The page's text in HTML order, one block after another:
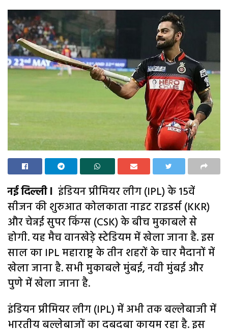
नई दिल्ली l इंडियन प्रीमियर लीग (IPL) के 15वें
सीजन की शुरुआत कोलकाता नाइट राइडर्स (KKR)
और चेन्नई सुपर किंग्स (CSK) के बीच मुकाबले से
होगी. यह मैच वानखेड़े स्टेडियम में खेला जाना है. इस
साल का IPL महाराष्ट्र के तीन शहरों के चार मैदानों में
खेला जाना है. सभी मुकाबले मुंबई, नवी मुंबई और
पुणे में खेला जाना है.
इंडियन प्रीमियर लीग (IPL) में अभी तक बल्लेबाजी में
भारतीय बल्लेबाजों का दबदबा कायम रहा है. इस